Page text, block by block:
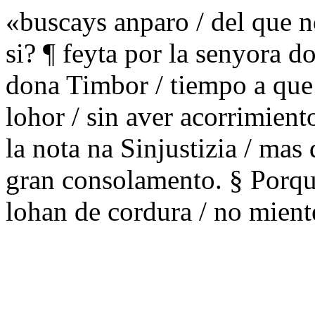
«buscays anparo / del que
si? ¶ feyta por la senyora
dona Timbor / tiempo a
lohor / sin aver
la nota na Sinjustizia / mas
gran consolamento. §
lohan de cordura / no